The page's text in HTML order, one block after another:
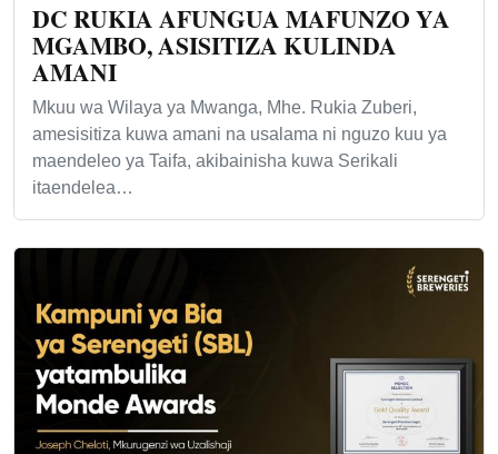
DC RUKIA AFUNGUA MAFUNZO YA
MGAMBO, ASISITIZA KULINDA
AMANI
Mkuu wa Wilaya ya Mwanga, Mhe. Rukia Zuberi,
amesisitiza kuwa amani na usalama ni nguzo kuu ya
maendeleo ya Taifa, akibainisha kuwa Serikali
itaendelea…